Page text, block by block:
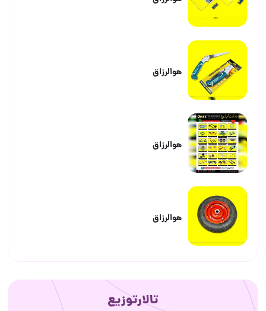
هوالرزاق
هوالرزاق
هوالرزاق
تالارتوزیع